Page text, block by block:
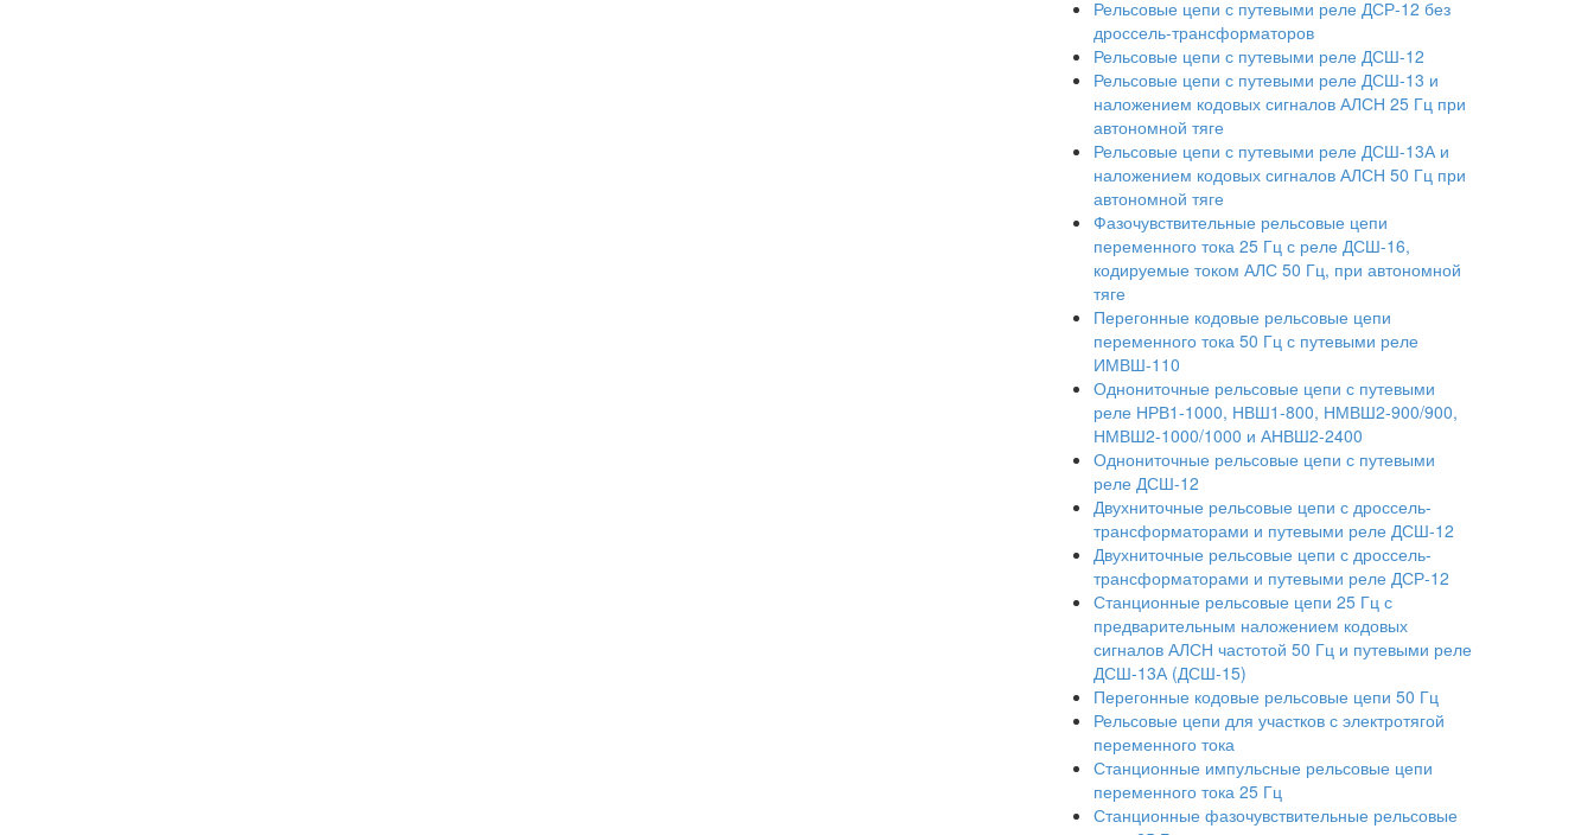
Рельсовые цепи с путевыми реле ДСР-12 без
дроссель-трансформаторов
Рельсовые цепи с путевыми реле ДСШ-12
Рельсовые цепи с путевыми реле ДСШ-13 и
наложением кодовых сигналов АЛСН 25 Гц при
автономной тяге
Рельсовые цепи с путевыми реле ДСШ-13А и
наложением кодовых сигналов АЛСН 50 Гц при
автономной тяге
Фазочувствительные рельсовые цепи
переменного тока 25 Гц с реле ДСШ-16,
кодируемые током АЛС 50 Гц, при автономной
тяге
Перегонные кодовые рельсовые цепи
переменного тока 50 Гц с путевыми реле
ИМВШ-110
Однониточные рельсовые цепи с путевыми
реле НРВ1-1000, НВШ1-800, НМВШ2-900/900,
НМВШ2-1000/1000 и АНВШ2-2400
Однониточные рельсовые цепи с путевыми
реле ДСШ-12
Двухниточные рельсовые цепи с дроссель-
трансформаторами и путевыми реле ДСШ-12
Двухниточные рельсовые цепи с дроссель-
трансформаторами и путевыми реле ДСР-12
Станционные рельсовые цепи 25 Гц с
предварительным наложением кодовых
сигналов АЛСН частотой 50 Гц и путевыми реле
ДСШ-13А (ДСШ-15)
Перегонные кодовые рельсовые цепи 50 Гц
Рельсовые цепи для участков с электротягой
переменного тока
Станционные импульсные рельсовые цепи
переменного тока 25 Гц
Станционные фазочувствительные рельсовые